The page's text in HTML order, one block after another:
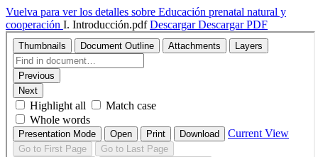
Vuelva para ver los detalles sobre Educación prenatal natural y
cooperación I. Introducción.pdfDescargarDescargar PDF